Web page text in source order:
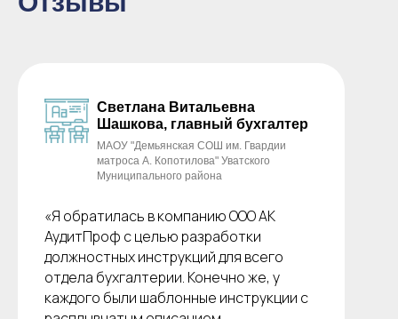
Светлана Витальевна
Шашкова, главный бухгалтер
МАОУ "Демьянская СОШ им. Гвардии
матроса А. Копотилова" Уватского
Муниципального района
«Я обратилась в компанию ООО АК
АудитПроф с целью разработки
должностных инструкций для всего
отдела бухгалтерии. Конечно же, у
каждого были шаблонные инструкции с